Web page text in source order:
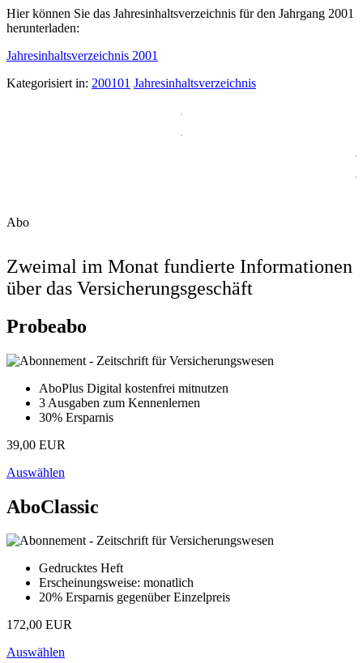
Hier können Sie das Jahresinhaltsverzeichnis für den Jahrgang 2001
herunterladen:
Jahresinhaltsverzeichnis 2001
Kategorisiert in: 200101 Jahresinhaltsverzeichnis
Abo
Zweimal im Monat fundierte Informationen
über das Versicherungsgeschäft
Probeabo
AboPlus Digital kostenfrei mitnutzen
3 Ausgaben zum Kennenlernen
30% Ersparnis
39,00 EUR
Auswählen
AboClassic
Gedrucktes Heft
Erscheinungsweise: monatlich
20% Ersparnis gegenüber Einzelpreis
172,00 EUR
Auswählen